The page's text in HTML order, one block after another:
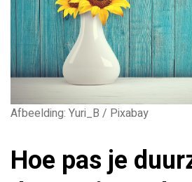
Afbeelding: Yuri_B / Pixabay
Hoe pas je